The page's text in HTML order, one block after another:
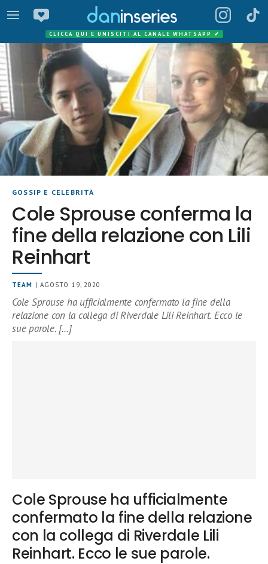
CLICCA QUI E UNISCITI AL CANALE WHATSAPP ✔
GOSSIP E CELEBRITÀ
Cole Sprouse conferma la
fine della relazione con Lili
Reinhart
TEAM | AGOSTO 19, 2020
Cole Sprouse ha ufficialmente confermato la fine della
relazione con la collega di Riverdale Lili Reinhart. Ecco le
sue parole. […]
Cole Sprouse ha ufficialmente
confermato la fine della relazione
con la collega di Riverdale Lili
Reinhart. Ecco le sue parole.